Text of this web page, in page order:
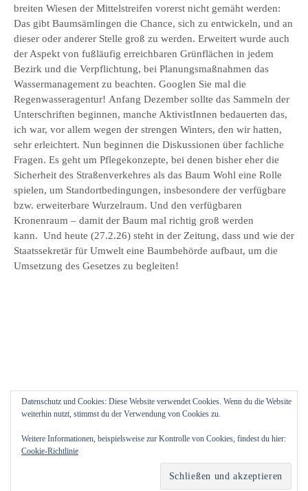
breiten Wiesen der Mittelstreifen vorerst nicht gemäht werden:
Das gibt Baumsämlingen die Chance, sich zu entwickeln, und an
dieser oder anderer Stelle groß zu werden. Erweitert wurde auch
der Aspekt von fußläufig erreichbaren Grünflächen in jedem
Bezirk und die Verpflichtung, bei Planungsmaßnahmen das
Wassermanagement zu beachten. Googlen Sie mal die
Regenwasseragentur! Anfang Dezember sollte das Sammeln der
Unterschriften beginnen, manche AktivistInnen bedauerten das,
ich war, vor allem wegen der strengen Winters, den wir hatten,
sehr erleichtert. Nun beginnen die Diskussionen über fachliche
Fragen. Es geht um Pflegekonzepte, bei denen bisher eher die
Sicherheit des Straßenverkehres als das Baum Wohl eine Rolle
spielen, um Standortbedingungen, insbesondere der verfügbare
bzw. erweiterbare Wurzelraum. Und den verfügbaren
Kronenraum – damit der Baum mal richtig groß werden
kann. Und heute (27.2.26) steht in der Zeitung, dass und wie der
Staatssekretär für Umwelt eine Baumbehörde aufbaut, um die
Umsetzung des Gesetzes zu begleiten!
Graphyvon Themegraphy
Datenschutz und Cookies: Diese Website verwendet Cookies. Wenn du die Website
weiterhin nutzt, stimmst du der Verwendung von Cookies zu.
Weitere Informationen, beispielsweise zur Kontrolle von Cookies, findest du hier:
Cookie-Richtlinie